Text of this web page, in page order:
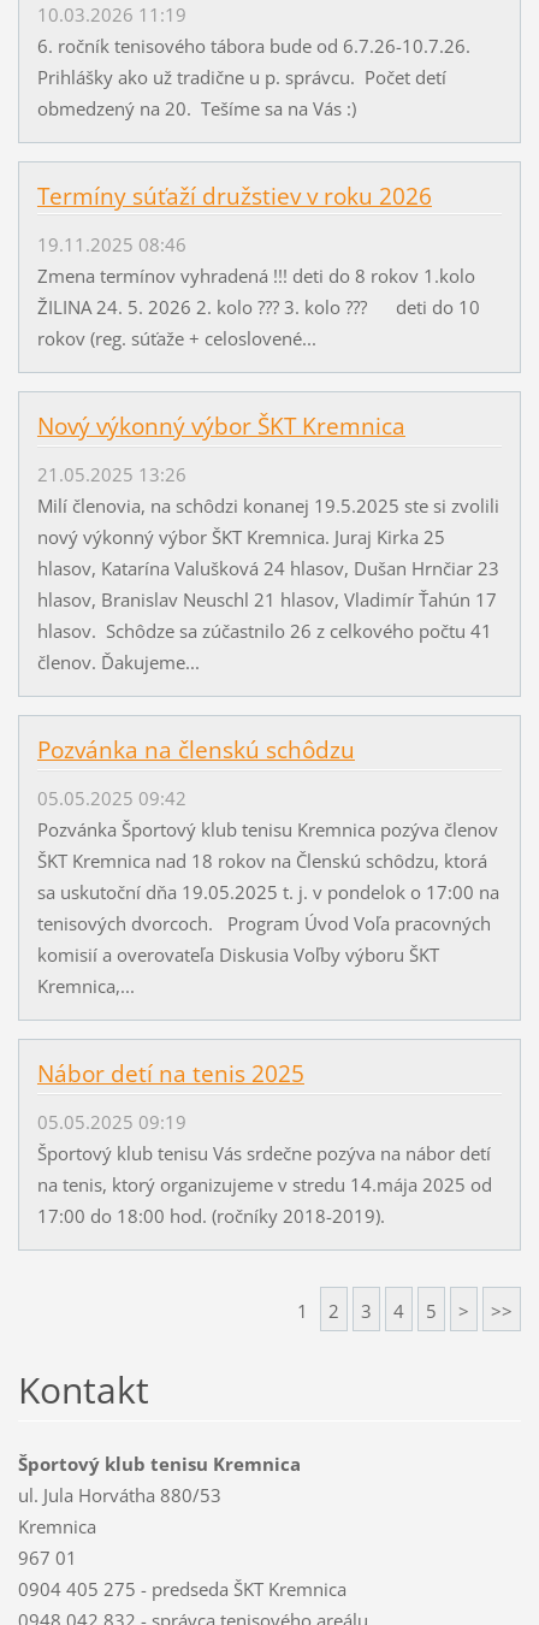
10.03.2026 11:19
6. ročník tenisového tábora bude od 6.7.26-10.7.26.
Prihlášky ako už tradične u p. správcu. Počet detí
obmedzený na 20. Tešíme sa na Vás :)
Termíny súťaží družstiev v roku 2026
19.11.2025 08:46
Zmena termínov vyhradená !!! deti do 8 rokov 1.kolo
ŽILINA 24. 5. 2026 2. kolo ??? 3. kolo ??? deti do 10
rokov (reg. súťaže + celoslovené...
Nový výkonný výbor ŠKT Kremnica
21.05.2025 13:26
Milí členovia, na schôdzi konanej 19.5.2025 ste si zvolili
nový výkonný výbor ŠKT Kremnica. Juraj Kirka 25
hlasov, Katarína Valušková 24 hlasov, Dušan Hrnčiar 23
hlasov, Branislav Neuschl 21 hlasov, Vladimír Ťahún 17
hlasov. Schôdze sa zúčastnilo 26 z celkového počtu 41
členov. Ďakujeme...
Pozvánka na členskú schôdzu
05.05.2025 09:42
Pozvánka Športový klub tenisu Kremnica pozýva členov
ŠKT Kremnica nad 18 rokov na Členskú schôdzu, ktorá
sa uskutoční dňa 19.05.2025 t. j. v pondelok o 17:00 na
tenisových dvorcoch. Program Úvod Voľa pracovných
komisií a overovateľa Diskusia Voľby výboru ŠKT
Kremnica,...
Nábor detí na tenis 2025
05.05.2025 09:19
Športový klub tenisu Vás srdečne pozýva na nábor detí
na tenis, ktorý organizujeme v stredu 14.mája 2025 od
17:00 do 18:00 hod. (ročníky 2018-2019).
1 2 3 4 5 > >>
Kontakt
Športový klub tenisu Kremnica
ul. Jula Horvátha 880/53
Kremnica
967 01
0904 405 275 - predseda ŠKT Kremnica